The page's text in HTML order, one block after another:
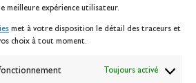
meilleure expérience utilisateur.
met à votre disposition le détail des traceurs et
choix à tout moment.
Toujours activé
cookies
la voile